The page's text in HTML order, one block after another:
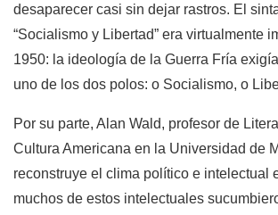
desaparecer casi sin dejar rastros. El
“Socialismo y Libertad” era virtualmente
1950: la ideología de la Guerra Fría
uno de los dos polos: o Socialismo, o
Por su parte, Alan Wald, profesor de
Cultura Americana en la Universidad de
reconstruye el clima político e intelectual
muchos de estos intelectuales